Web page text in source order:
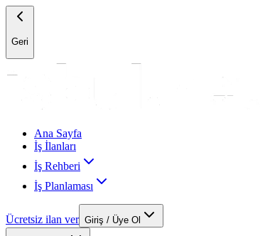
Geri
Ana Sayfa
İş İlanları
İş Rehberi
İş Planlaması
Ücretsiz ilan ver Giriş / Üye Ol